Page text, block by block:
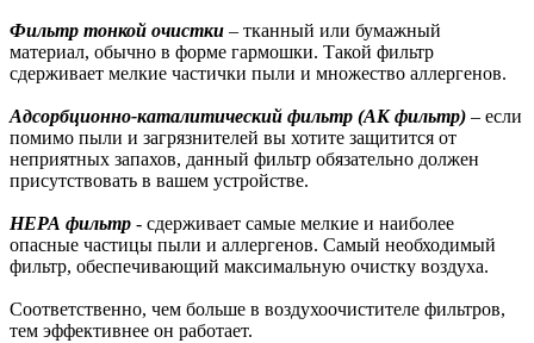
Фильтр тонкой очистки – тканный или бумажный
материал, обычно в форме гармошки. Такой фильтр
сдерживает мелкие частички пыли и множество аллергенов.
Адсорбционно-каталитический фильтр (АК фильтр) – если
помимо пыли и загрязнителей вы хотите защитится от
неприятных запахов, данный фильтр обязательно должен
присутствовать в вашем устройстве.
НЕРА фильтр - сдерживает самые мелкие и наиболее
опасные частицы пыли и аллергенов. Самый необходимый
фильтр, обеспечивающий максимальную очистку воздуха.
Соответственно, чем больше в воздухоочистителе фильтров,
тем эффективнее он работает.